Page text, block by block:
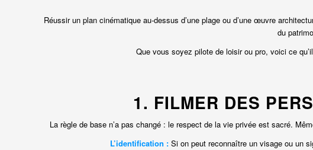
Réussir un plan cinématique au-dessus d’une plage ou d’une œuvre
du
Que vous soyez pilote de loisir ou pro, voici ce
1. FILMER DES
La règle de base n’a pas changé : le respect de la vie privée est sacré.
L’identification : Si on peut reconnaître un visage ou un